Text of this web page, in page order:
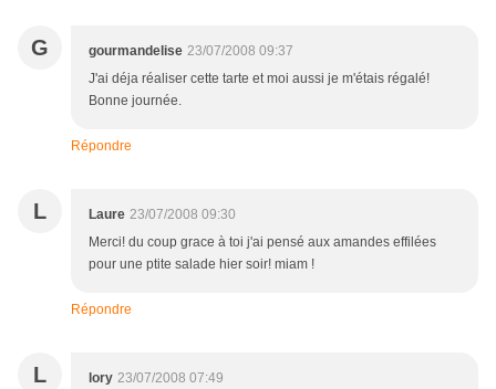
G gourmandelise 23/07/2008 09:37
J'ai déja réaliser cette tarte et moi aussi je m'étais régalé!
Bonne journée.
Répondre
L Laure 23/07/2008 09:30
Merci! du coup grace à toi j'ai pensé aux amandes effilées
pour une ptite salade hier soir! miam !
Répondre
L lory 23/07/2008 07:49